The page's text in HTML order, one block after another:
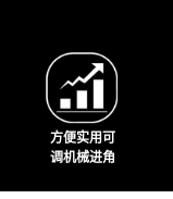
方便实用可
调机械进角